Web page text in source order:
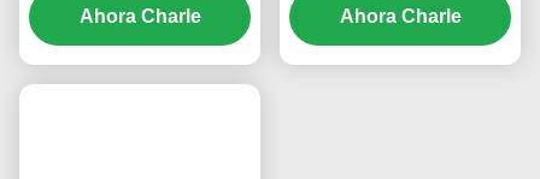
transparente de marca
OEM (MC-229)
Ahora Charle
personalizado,
construcción a prueba
Ahora Charle